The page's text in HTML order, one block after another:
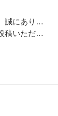
この度は当社にて車検をご利用いただき、誠にありがとうございました。
申し上げます。